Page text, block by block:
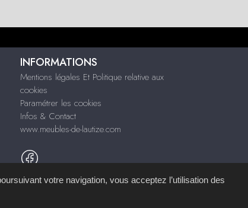
INFORMATIONS
Mentions légales Et Politique relative aux
cookies
Paramétrer les cookies
Infos & Contact
www.meubles-de-lautize.com
votre navigation, vous acceptez l’utilisation des